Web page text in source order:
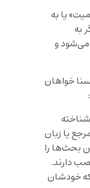
یا به
به
و
خواهان
یا زبان
بحث‌ها را
دارند.
که خودشان